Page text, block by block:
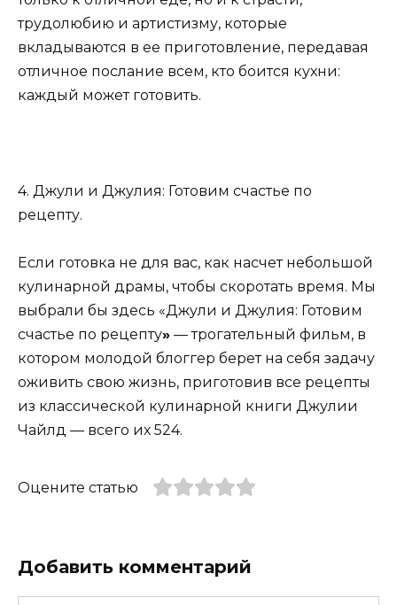
трудолюбию и артистизму, которые
вкладываются в ее приготовление, передавая
отличное послание всем, кто боится кухни:
каждый может готовить.
4. Джули и Джулия: Готовим счастье по
рецепту.
Если готовка не для вас, как насчет небольшой
кулинарной драмы, чтобы скоротать время. Мы
выбрали бы здесь «Джули и Джулия: Готовим
счастье по рецепту» — трогательный фильм, в
котором молодой блоггер берет на себя задачу
оживить свою жизнь, приготовив все рецепты
из классической кулинарной книги Джулии
Чайлд — всего их 524.
Оцените статью
Добавить комментарий